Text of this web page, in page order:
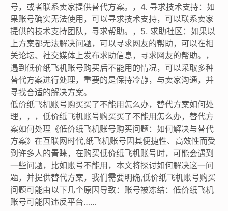
号，或者联系卖家提供替代方案。，4. 寻求技术支持：如
果账号确实无法使用，可以寻求技术支持，可以联系卖家
提供的技术支持团队，寻求帮助。，5. 求助社区：如果以
上方案都无法解决问题，可以寻求网友的帮助，可以在相
关论坛、社交媒体上发布求助信息，寻求网友的帮助。，
遇到低价纸飞机账号购买后不能用的情况，可以采取多种
替代方案进行处理，重要的是保持冷静，与卖家沟通，并
寻找合适的解决方案。
低价纸飞机账号购买买了不能用怎么办，替代方案如何处
理，，，低价纸飞机账号购买买了不能用怎么办，替代方
案如何处理《低价纸飞机账号购买问题：如何解决与替代
方案》在互联网时代,纸飞机账号因其便捷性、高效性而受
到许多人的青睐，在购买低价纸飞机账号时，可能会遇到
一些问题，比如账号不能用，本文将探讨如何解决这一问
题，并提供替代方案，我们需要明确,低价纸飞机账号购买
问题可能由以下几个原因导致：账号被冻结：低价纸飞机
账号可能因违反平台……